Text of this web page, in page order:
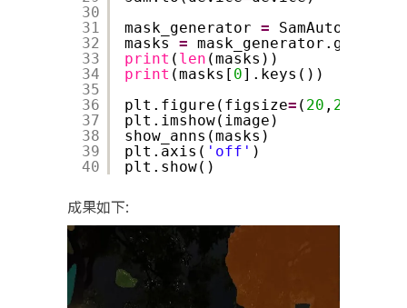
30
31
32
33
34
35
36
37
38
39
40
mask_generator =
masks =
print ( len (masks))
print (masks[ 0].keys())
plt.figure(figsize= ( 20 , 20
plt.imshow(image)
show_anns(masks)
plt.axis( 'off' )
plt.show()
成果如下: